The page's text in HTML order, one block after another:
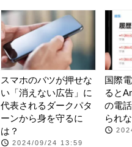
スマホのバツが押せな
い「消えない広告」に
代表されるダークパタ
ーンから身を守るに
は？
2024/09/24 13:59
国際
ると
の電
られ